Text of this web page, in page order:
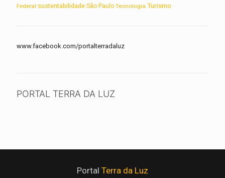
Federal sustentabilidade São Paulo Tecnologia Turismo
www.facebook.com/portalterradaluz
PORTAL TERRA DA LUZ
Portal Terra da Luz